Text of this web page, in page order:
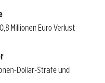
Millionen Euro Verlust
Dollar-Strafe und